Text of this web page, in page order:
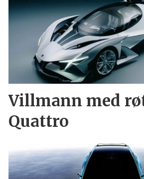
Villmann med
Quattro